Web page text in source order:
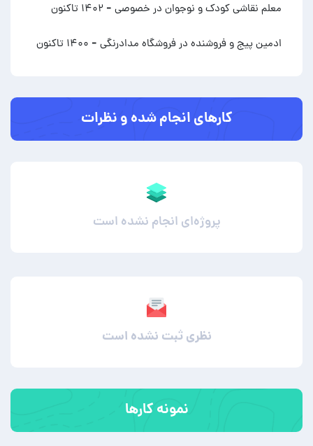
معلم نقاشی کودک و نوجوان در خصوصی - ۱۴۰۲ تاکنون
ادمین پیج و فروشنده در فروشگاه مدادرنگی - ۱۴۰۰ تاکنون
کارهای انجام شده و نظرات
پروژه‌ای انجام نشده است
نظری ثبت نشده است
نمونه کارها